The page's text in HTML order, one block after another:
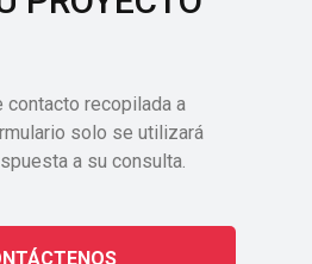
contacto recopilada a
solo se utilizará
a su consulta.